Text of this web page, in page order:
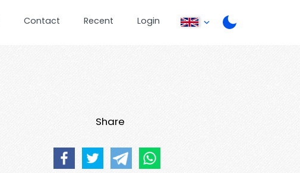
Contact Recent Login
Share